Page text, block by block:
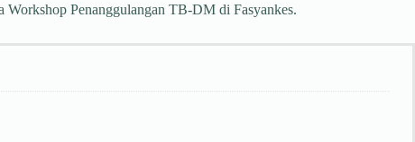
Penanggulangan TB-DM di Fasyankes.